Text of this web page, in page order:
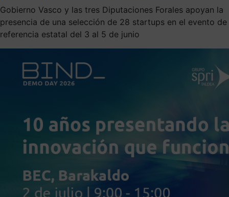
Gobierno Vasco y las tres Diputaciones Forales apoyan la
presencia de una selección de 28 startups en el evento de
referencia estatal del 3 al 5 de junio